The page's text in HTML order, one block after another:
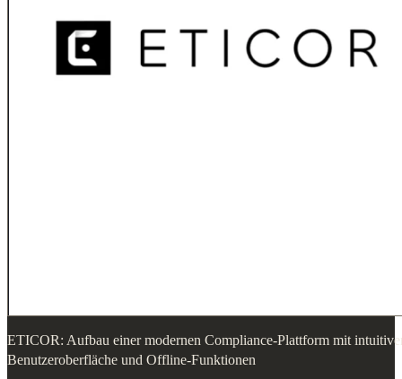
ETICOR: Aufbau einer modernen Compliance-Plattform mit
Benutzeroberfläche und Offline-Funktionen